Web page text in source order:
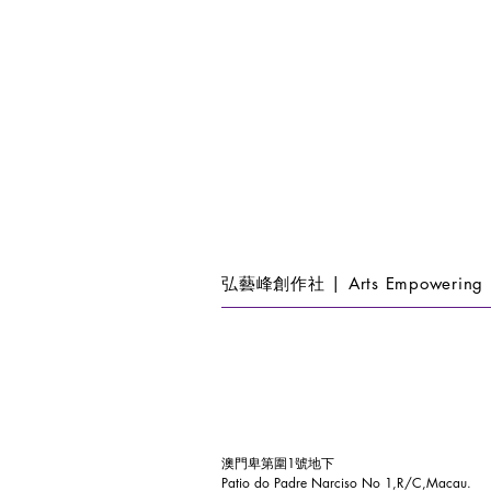
弘藝峰創作社 | Arts Empowering
澳門卑第圍1號地下
Patio do Padre Narciso No 1,R/C,Macau.